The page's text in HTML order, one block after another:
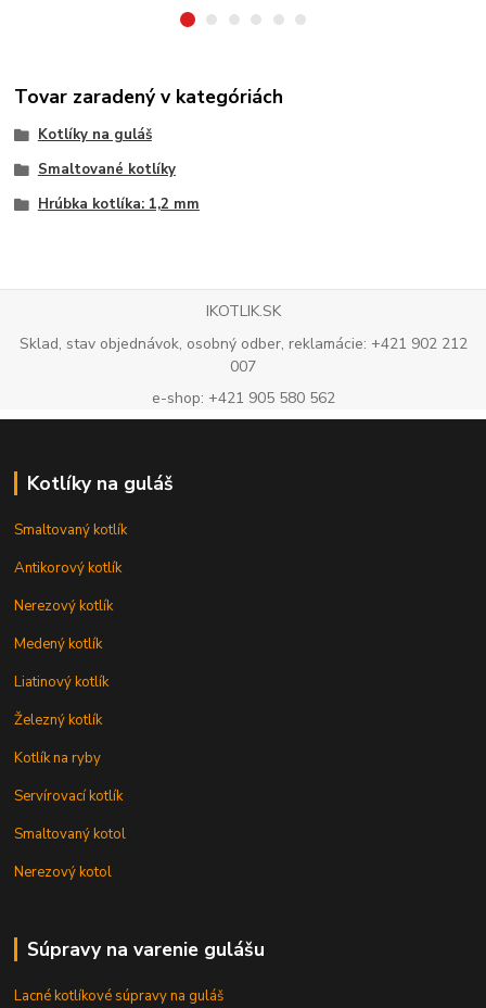
Tovar zaradený v kategóriách
Kotlíky na guláš
Smaltované kotlíky
Hrúbka kotlíka: 1,2 mm
IKOTLIK.SK
Sklad, stav objednávok, osobný odber, reklamácie: +421 902 212
007
e-shop: +421 905 580 562
Kotlíky na guláš
Smaltovaný kotlík
Antikorový kotlík
Nerezový kotlík
Medený kotlík
Liatinový kotlík
Železný kotlík
Kotlík na ryby
Servírovací kotlík
Smaltovaný kotol
Nerezový kotol
Súpravy na varenie gulášu
Lacné kotlíkové súpravy na guláš